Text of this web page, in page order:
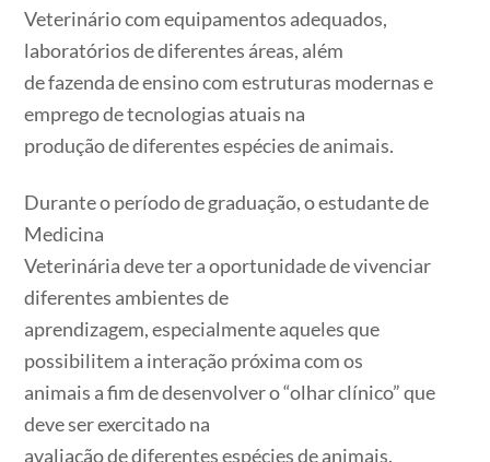
Veterinário com equipamentos adequados,
laboratórios de diferentes áreas, além
de fazenda de ensino com estruturas modernas e
emprego de tecnologias atuais na
produção de diferentes espécies de animais.
Durante o período de graduação, o estudante de
Medicina
Veterinária deve ter a oportunidade de vivenciar
diferentes ambientes de
aprendizagem, especialmente aqueles que
possibilitem a interação próxima com os
animais a fim de desenvolver o “olhar clínico” que
deve ser exercitado na
avaliação de diferentes espécies de animais.